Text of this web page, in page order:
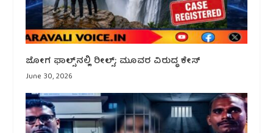
ಜೋಗ ಫಾಲ್ಸ್‌ನಲ್ಲಿ ರೀಲ್ಸ್; ಮೂವರ ವಿರುದ್ಧ ಕೇಸ್
June 30, 2026